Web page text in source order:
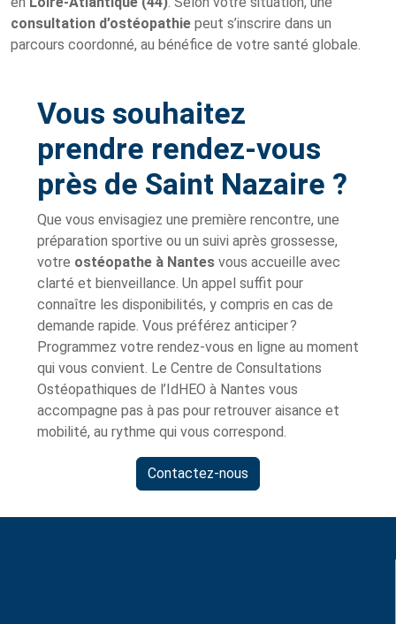
consultation d’ostéopathie peut s’inscrire dans un
parcours coordonné, au bénéfice de votre santé globale.
Vous souhaitez
prendre rendez-vous
près de Saint Nazaire ?
Que vous envisagiez une première rencontre, une
préparation sportive ou un suivi après grossesse,
votre ostéopathe à Nantes vous accueille avec
clarté et bienveillance. Un appel suffit pour
connaître les disponibilités, y compris en cas de
demande rapide. Vous préférez anticiper ?
Programmez votre rendez-vous en ligne au moment
qui vous convient. Le Centre de Consultations
Ostéopathiques de l’IdHEO à Nantes vous
accompagne pas à pas pour retrouver aisance et
mobilité, au rythme qui vous correspond.
Contactez-nous